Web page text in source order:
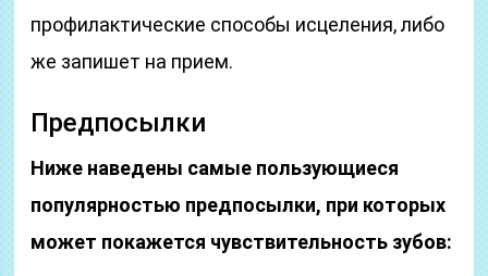
профилактические способы исцеления, либо
же запишет на прием.
Предпосылки
Ниже наведены самые пользующиеся
популярностью предпосылки, при которых
может покажется чувствительность зубов: